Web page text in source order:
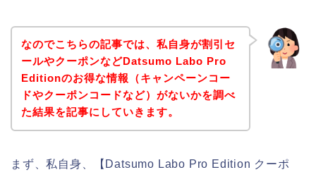
なのでこちらの記事では、私自身が割引セ
ールやクーポンなどDatsumo Labo Pro
Editionのお得な情報（キャンペーンコー
ドやクーポンコードなど）がないかを調べ
た結果を記事にしていきます。
まず、私自身、【Datsumo Labo Pro Edition クーポ